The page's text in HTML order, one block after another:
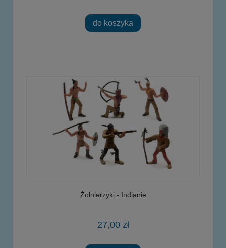
do koszyka
Żołnierzyki - Indianie
27,00 zł